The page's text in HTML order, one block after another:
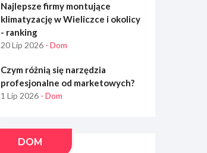
Najlepsze firmy montujące
klimatyzację w Wieliczce i okolicy
- ranking
20 Lip 2026 - Dom
Czym różnią się narzędzia
profesjonalne od marketowych?
1 Lip 2026 - Dom
DOM